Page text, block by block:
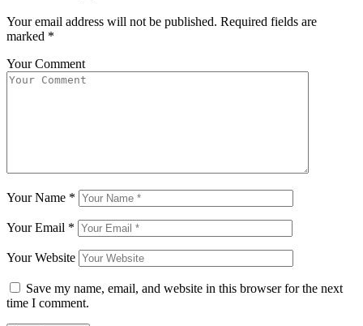
Your email address will not be published. Required fields are
marked *
Your Comment
Your Name *
Your Email *
Your Website
Save my name, email, and website in this browser for the next
time I comment.